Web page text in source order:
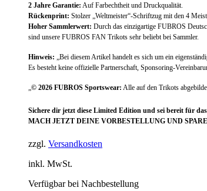
2 Jahre Garantie: Auf Farbechtheit und Druckqualität.
Rückenprint: Stolzer „Weltmeister“-Schriftzug mit den 4
Hoher Sammlerwert: Durch das einzigartige FUBROS
sind unsere FUBROS FAN Trikots sehr beliebt bei Sammler.
Hinweis: „Bei diesem Artikel handelt es sich um ein
Es besteht keine offizielle Partnerschaft, Sponsoring-
„© 2026 FUBROS Sportswear: Alle auf den Trikots
Sichere dir jetzt diese Limited Edition und sei bereit für
MACH JETZT DEINE VORBESTELLUNG UND
zzgl. Versandkosten
inkl. MwSt.
Verfügbar bei Nachbestellung